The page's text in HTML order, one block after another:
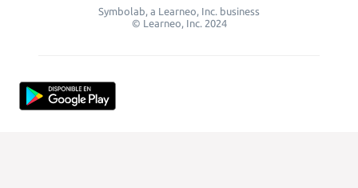
Symbolab, a Learneo, Inc. business
© Learneo, Inc. 2024